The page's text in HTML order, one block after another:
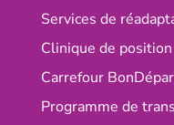
Services de
Clinique de
Carrefour
Programme de